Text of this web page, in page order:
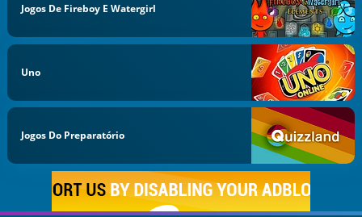
Jogos De Fireboy E Watergirl
Uno
Jogos Do Preparatório